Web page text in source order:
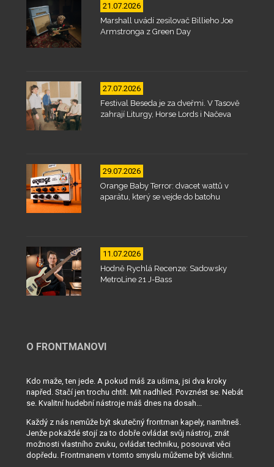
21.07.2026
Marshall uvádí zesilovač Billieho Joe
Armstronga z Green Day
27.07.2026
Festival Beseda je za dveřmi. V Tasově
zahrají Liturgy, Horse Lords i Načeva
29.07.2026
Orange Baby Terror: dvacet wattů v
aparátu, který se vejde do batohu
11.07.2026
Hodně Rychlá Recenze: Sadowsky
MetroLine 21 J-Bass
O FRONTMANOVI
Kdo maže, ten jede. A pokud máš za ušima, jsi dva kroky
napřed. Stačí jen trochu chtít. Mít nadhled. Povznést se. Nebát
se. Kvalitní hudební nástroje máš dnes na dosah...
Každý z nás nemůže být skutečný frontman kapely, namítneš.
Jenže pokaždé stojí za to dobře ovládat svůj nástroj, znát
možnosti vlastního zvuku, ovládat techniku, posouvat věci
dopředu. Frontmanem v tomto smyslu můžeme být všichni.